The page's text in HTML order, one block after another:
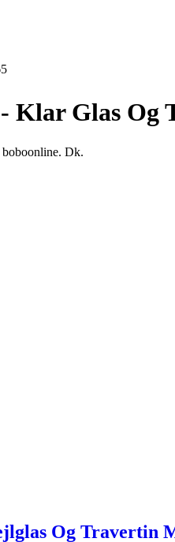
Glas Og
Dk.
Og Travertin